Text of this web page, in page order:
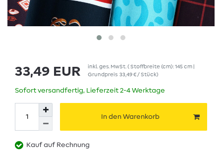
33,49 EUR inkl. ges. MwSt.( Stoffbreite (cm): 145 cm |
Grundpreis 33,49 € / Stück)
Sofort versandfertig, Lieferzeit 2-4 Werktage
In den Warenkorb
Kauf auf Rechnung